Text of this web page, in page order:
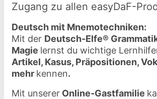
Zugang zu allen easyDaF-
Deutsch mit Mnemotechniken:
Mit der Deutsch-Elfe®
Magie lernst du wichtige
Artikel, Kasus, Präpositionen,
mehr kennen.
Mit unserer Online-Gastfamilie